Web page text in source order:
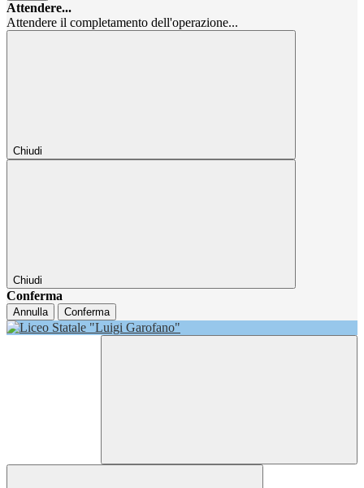
Attendere...
Attendere il completamento dell'operazione...
Chiudi
Chiudi
Conferma
Annulla Conferma